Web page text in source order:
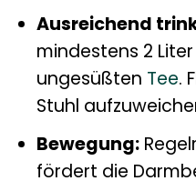
Ausreichend
mindestens 2
ungesüßten Tee.
Stuhl
Bewegung:
fördert die